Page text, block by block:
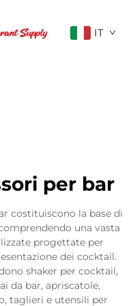
IT
per bar
costituiscono la base di
una vasta
progettate per
dei cocktail.
shaker per cocktail,
da bar, apriscatole,
taglieri e utensili per